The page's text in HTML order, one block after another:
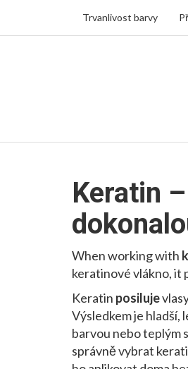
Trvanlivost barvy
Keratin
When working with
keratinové vlákno, it
Keratin posiluje
Výsledkem je hladší,
barvou nebo teplým
správně vybrat